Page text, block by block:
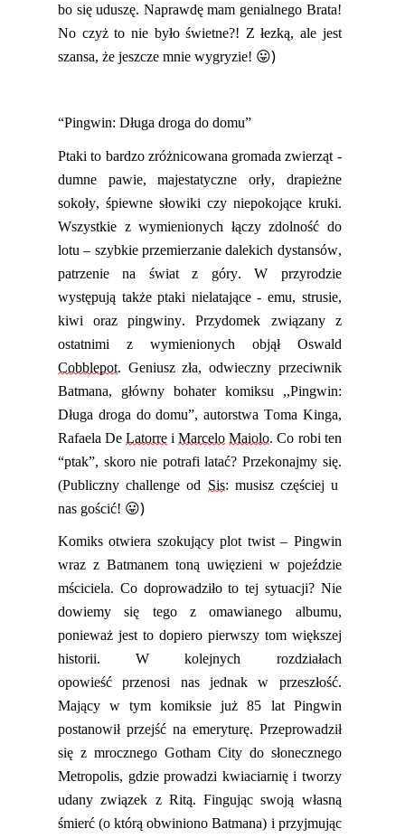
bo się uduszę. Naprawdę mam genialnego Brata!
No czyż to nie było świetne?! Z łezką, ale jest
szansa, że jeszcze mnie wygryzie! 😛)
“Pingwin: Długa droga do domu”
Ptaki to bardzo zróżnicowana gromada zwierząt -
dumne pawie, majestatyczne orły, drapieżne
sokoły, śpiewne słowiki czy niepokojące kruki.
Wszystkie z wymienionych łączy zdolność do
lotu – szybkie przemierzanie dalekich dystansów,
patrzenie na świat z góry. W przyrodzie
występują także ptaki nielatające - emu, strusie,
kiwi oraz pingwiny. Przydomek związany z
ostatnimi z wymienionych objął Oswald
Cobblepot. Geniusz zła, odwieczny przeciwnik
Batmana, główny bohater komiksu ,,Pingwin:
Długa droga do domu”, autorstwa Toma Kinga,
Rafaela DeLatorre iMarcelo Maiolo. Co robi ten
“ptak”, skoro nie potrafi latać? Przekonajmy się.
(Publiczny challenge od Sis: musisz częściej u
nas gościć! 😛)
Komiks otwiera szokujący plot twist – Pingwin
wraz z Batmanem toną uwięzieni w pojeździe
mściciela. Co doprowadziło to tej sytuacji? Nie
dowiemy się tego z omawianego albumu,
ponieważ jest to dopiero pierwszy tom większej
historii. W kolejnych rozdziałach
opowieśćprzenosi nas jednakw przeszłość.
Mający w tym komiksie już 85 lat Pingwin
postanowił przejść na emeryturę. Przeprowadził
się z mrocznego Gotham City do słonecznego
Metropolis, gdzieprowadzi kwiaciarnięi tworzy
udany związek z Ritą. Fingując swoją własną
śmierć (o którą obwiniono Batmana) i przyjmując